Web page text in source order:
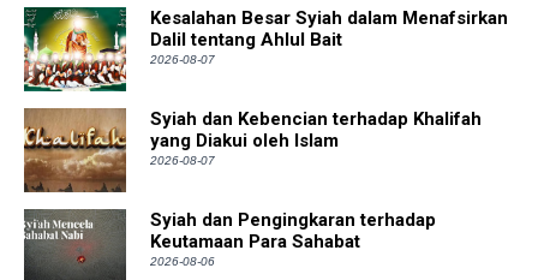
Kesalahan Besar Syiah dalam Menafsirkan
Dalil tentang Ahlul Bait
2026-08-07
Syiah dan Kebencian terhadap Khalifah
yang Diakui oleh Islam
2026-08-07
Syiah dan Pengingkaran terhadap
Keutamaan Para Sahabat
2026-08-06